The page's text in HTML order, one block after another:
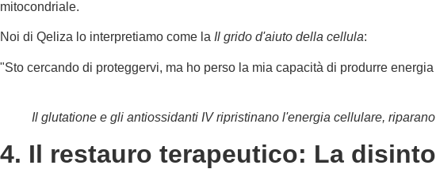
mitocondriale.
Noi di Qeliza lo interpretiamo come la Il grido d'aiuto della cellula:
"Sto cercando di proteggervi, ma ho perso la mia capacità di produrre
Il glutatione e gli antiossidanti IV ripristinano l'energia cellulare,
4. Il restauro terapeutico: La